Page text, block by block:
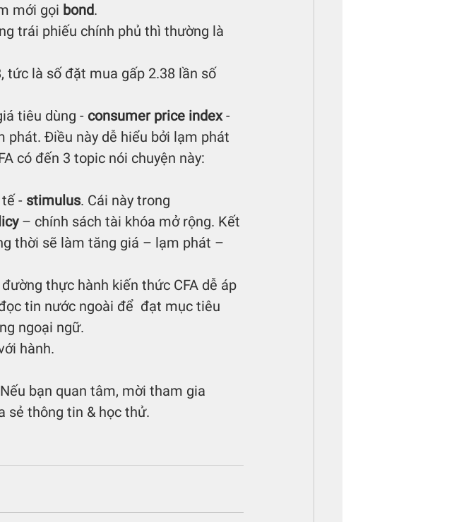
mới gọi bond.
trái phiếu chính phủ thì thường là
tức là số đặt mua gấp 2.38 lần số
tiêu dùng - consumer price index -
phát. Điều này dễ hiểu bởi lạm phát
có đến 3 topic nói chuyện này:
- stimulus. Cái này trong
– chính sách tài khóa mở rộng. Kết
thời sẽ làm tăng giá – lạm phát –
tin nước ngoài để  đạt mục tiêu
ngoại ngữ.
hành.
bạn quan tâm, mời tham gia
sẻ thông tin & học thử.